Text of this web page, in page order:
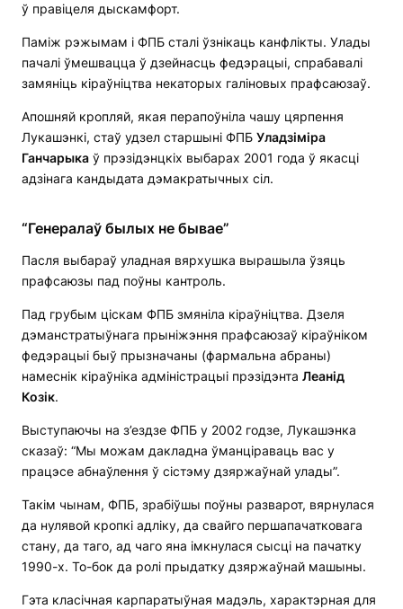
ў правіцеля дыскамфорт.
Паміж рэжымам і ФПБ сталі ўзнікаць канфлікты. Улады
пачалі ўмешвацца ў дзейнасць федэрацыі, спрабавалі
замяніць кіраўніцтва некаторых галіновых прафсаюзаў.
Апошняй кропляй, якая перапоўніла чашу цярпення
Лукашэнкі, стаў удзел старшыні ФПБ Уладзіміра
Ганчарыка ў прэзідэнцкіх выбарах 2001 года ў якасці
адзінага кандыдата дэмакратычных сіл.
“Генералаў былых не бывае”
Пасля выбараў уладная вярхушка вырашыла ўзяць
прафсаюзы пад поўны кантроль.
Пад грубым ціскам ФПБ змяніла кіраўніцтва. Дзеля
дэманстратыўнага прыніжэння прафсаюзаў кіраўніком
федэрацыі быў прызначаны (фармальна абраны)
намеснік кіраўніка адміністрацыі прэзідэнта Леанід
Козік.
Выступаючы на з’ездзе ФПБ у 2002 годзе, Лукашэнка
сказаў: “Мы можам дакладна ўманціраваць вас у
працэсе абнаўлення ў сістэму дзяржаўнай улады”.
Такім чынам, ФПБ, зрабіўшы поўны разварот, вярнулася
да нулявой кропкі адліку, да свайго першапачатковага
стану, да таго, ад чаго яна імкнулася сысці на пачатку
1990-х. То-бок да ролі прыдатку дзяржаўнай машыны.
Гэта класічная карпаратыўная мадэль, характэрная для